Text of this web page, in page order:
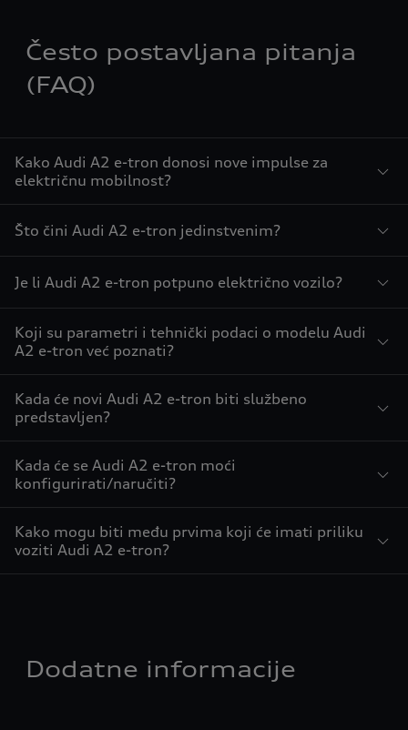
Često postavljana pitanja
(FAQ)
Kako Audi A2 e-tron donosi nove impulse za
električnu mobilnost?
Što čini Audi A2 e-tron jedinstvenim?
Je li Audi A2 e-tron potpuno električno vozilo?
Koji su parametri i tehnički podaci o modelu Audi
A2 e-tron već poznati?
Kada će novi Audi A2 e-tron biti službeno
predstavljen?
Kada će se Audi A2 e-tron moći
konfigurirati/naručiti?
Kako mogu biti među prvima koji će imati priliku
voziti Audi A2 e-tron?
Dodatne informacije